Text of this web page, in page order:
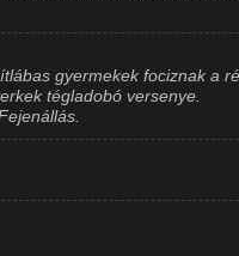
gyermekek fociznak a
tégladobó versenye.